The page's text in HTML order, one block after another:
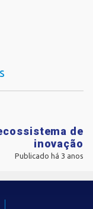
de
inovação
Publicado há 3 anos